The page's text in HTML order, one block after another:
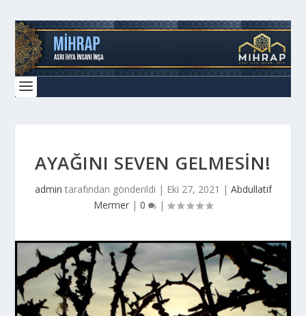
AYAĞINI SEVEN GELMESIN!
admin tarafından gönderildi | Eki 27, 2021 | Abdullatif
Mermer | 0 |